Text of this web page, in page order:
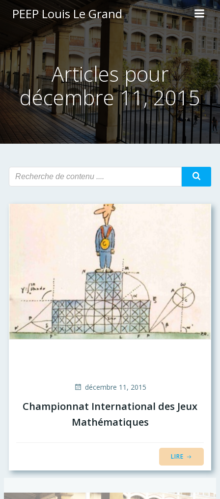
Aller
au
contenu
PEEP Louis Le Grand
Articles pour
décembre 11, 2015
décembre 11, 2015
Championnat International des Jeux
Mathématiques
LIRE